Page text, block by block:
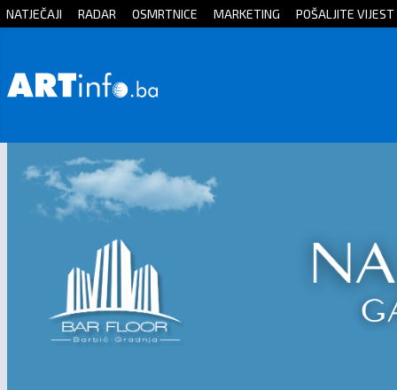
Početna
Sport
Kultura
Crna
kronika
Politika
NATJEČAJI RADAR OSMRTNICE MARKETING POŠALJITE VIJEST